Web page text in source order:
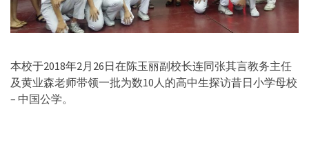
本校于2018年2月26日在陈玉丽副校长连同张其言教务主任
及黄业森老师带领一批为数10人的高中生探访昔日小学母校
– 中国公学。